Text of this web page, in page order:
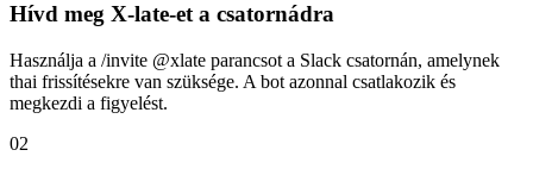
Hívd meg X-late-et a csatornádra
Használja a /invite @xlate parancsot a Slack csatornán, amelynek
thai frissítésekre van szüksége. A bot azonnal csatlakozik és
megkezdi a figyelést.
02